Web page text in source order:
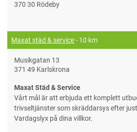
370 30 Rödeby
Maxat städ & service- 10 km
Musikgatan 13
371 49 Karlskrona
Maxat Städ & Service
Vårt mål är att erbjuda ett komplett
trivseltjänster som skräddarsys efter
Vardagslyx på dina villkor.